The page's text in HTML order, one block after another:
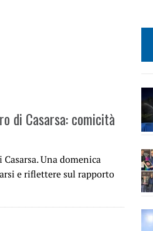
di Casarsa: comicità
Una domenica
e riflettere sul rapporto